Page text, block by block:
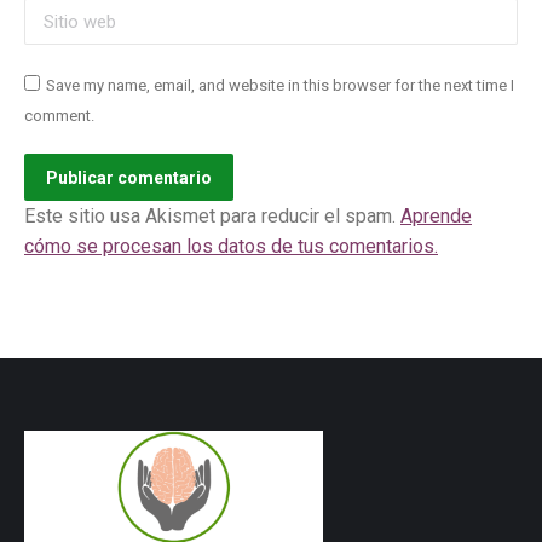
Sitio web
Save my name, email, and website in this browser for the next time I
comment.
Publicar comentario
Este sitio usa Akismet para reducir el spam. Aprende
cómo se procesan los datos de tus comentarios.